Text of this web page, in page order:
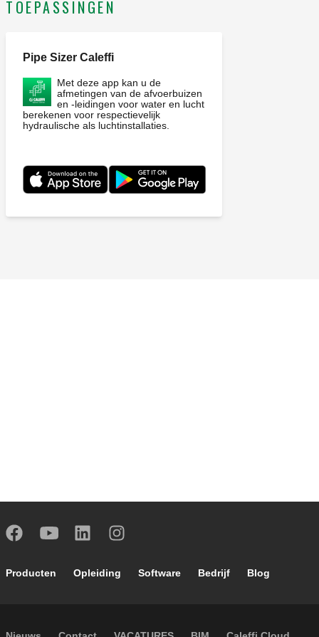
TOEPASSINGEN
Pipe Sizer Caleffi
Met deze app kan u de
afmetingen van de afvoerbuizen
en -leidingen voor water en lucht
berekenen voor respectievelijk
hydraulische als luchtinstallaties.
Footer main navigation
Producten Opleiding Software Bedrijf Blog